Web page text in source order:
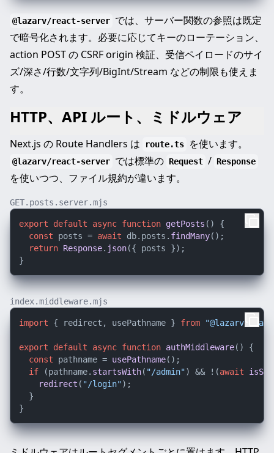
@lazarv/react-server では、サーバー関数の参照は既定
で暗号化されます。必要に応じてキーのローテーション、
action POST の CSRF origin 検証、受信ペイロードのサイ
ズ/深さ/行数/文字列/BigInt/Stream などの制限も使えま
す。
HTTP、API ルート、ミドルウェア
Next.js の Route Handlers は route.ts を使います。
@lazarv/react-server では標準の Request / Response
を使いつつ、ファイル規約が違います。
GET.posts.server.mjs
export default async function getPosts ( ) {
const posts = await db. posts . findMany();
return Response. json({ posts });
index.middleware.mjs
import { redirect, usePathname } from "@lazarv/
export default async function authMiddleware( ) {
const pathname = usePathname();
if (pathname. startsWith( "/admin") && !(await
redirect ( "/login");
  }